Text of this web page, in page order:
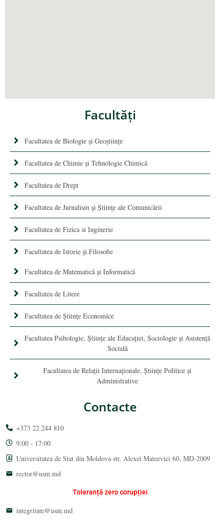
Facultăţi
Facultatea de Biologie și Geoștiințe
Facultatea de Chimie şi Tehnologie Chimică
Facultatea de Drept
Facultatea de Jurnalism şi Ştiinţe ale Comunicării
Facultatea de Fizica si Inginerie
Facultatea de Istorie şi Filosofie
Facultatea de Matematică şi Informatică
Facultatea de Litere
Facultatea de Științe Economice
Facultatea Psihologie, Ştiinţe ale Educaţiei, Sociologie și Asistență
Socială
Facultatea de Relaţii Internaţionale, Ştiinţe Politice şi
Administrative
Contacte
+373 22 244 810
9:00 - 17:00
Universitatea de Stat din Moldova str. Alexei Mateevici 60, MD-2009
rector@usm.md
Toleranță zero corupției
integritate@usm.md